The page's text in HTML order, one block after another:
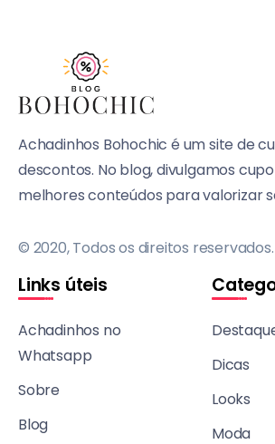
Achadinhos Bohochic é um site de
descontos. No blog, divulgamos
melhores conteúdos para valorizar
© 2020, Todos os direitos reservados.
Links úteis
Achadinhos no
Whatsapp
Sobre
Blog
Dicas
Looks
Moda